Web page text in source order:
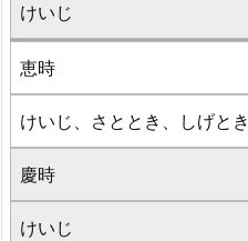
けいじ
恵時
けいじ、さととき、しげとき
慶時
けいじ